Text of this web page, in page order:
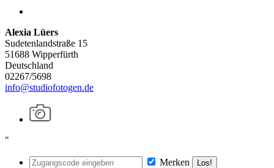
Alexia Lüers
Sudetenlandstraße 15
51688 Wipperfürth
Deutschland
02267/5698
info@studiofotogen.de
"
Merken Los!